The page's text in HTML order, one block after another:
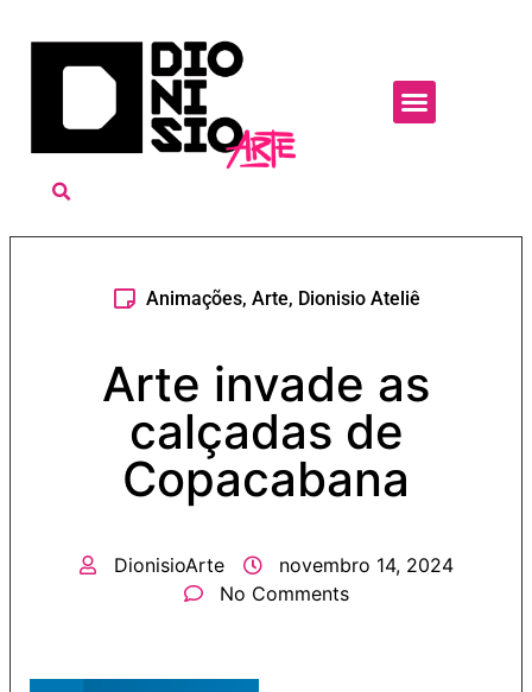
Animações, Arte, Dionisio Ateliê
Arte invade as
calçadas de
Copacabana
DionisioArte
novembro 14, 2024
No Comments